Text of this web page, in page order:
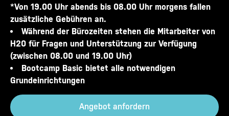
*Von 19.00 Uhr abends bis 08.00 Uhr morgens fallen
zusätzliche Gebühren an.
Während der Bürozeiten stehen die Mitarbeiter von
H20 für Fragen und Unterstützung zur Verfügung
(zwischen 08.00 und 19.00 Uhr)
Bootcamp Basic bietet alle notwendigen
Grundeinrichtungen
Angebot anfordern